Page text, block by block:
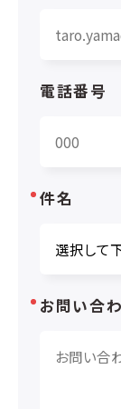
電話番号
件名
お問い合